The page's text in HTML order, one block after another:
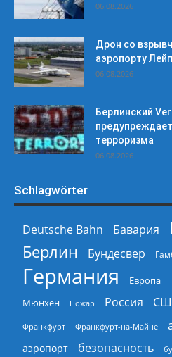
06.08.2026
Дрон со
аэропорту
06.08.2026
Берлинский
терроризма
06.08.2026
Schlagwörter
Deutsche Bahn Бавария
Берлин
Бундесвер
Германия Европа
Мюнхен Пожар Россия
Франкфурт Франкфурт-на-Майне
аэропорт безопасность